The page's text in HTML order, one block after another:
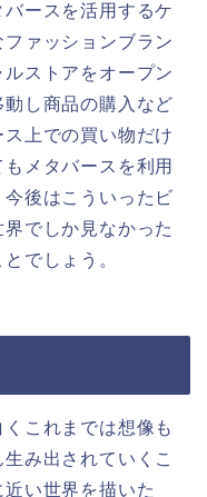
ースを活用するケ
ァッションブラン
ストアをオープン
し商品の購入など
上での買い物だけ
メタバースを利用
後はこういったビ
でしか見なかった
でしょう。
これまでは想像も
み出されていくこ
い世界を描いた